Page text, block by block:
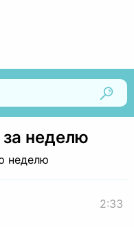
неделю
неделю
2:33